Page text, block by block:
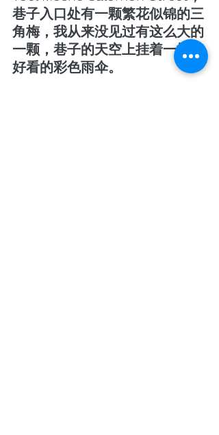
巷子入口处有一颗繁花似锦的三
角梅，我从来没见过有这么大的
一颗，巷子的天空上挂着一排排
好看的彩色雨伞。